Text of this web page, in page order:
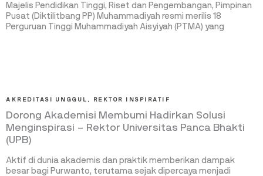
Majelis Pendidikan Tinggi, Riset dan Pengembangan, Pimpinan
Pusat (Diktilitbang PP) Muhammadiyah resmi merilis 18
Perguruan Tinggi Muhammadiyah Aisyiyah (PTMA) yang
AKREDITASI UNGGUL , REKTOR INSPIRATIF
Dorong Akademisi Membumi Hadirkan Solusi
Menginspirasi – Rektor Universitas Panca Bhakti
(UPB)
Aktif di dunia akademis dan praktik memberikan dampak
besar bagi Purwanto, terutama sejak dipercaya menjadi